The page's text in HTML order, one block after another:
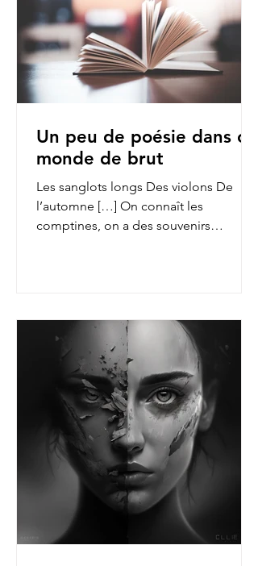
Un peu de poésie dans ce
monde de brut
Les sanglots longs Des violons De
l’automne […] On connaît les
comptines, on a des souvenirs